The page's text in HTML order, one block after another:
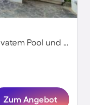
Kinderfreundliche Villa mit privatem Pool und Garten | Strand in der Nähe | Perfekt für die Arbeit von Zuhause | Haustierfreundlich
Zum Angebot